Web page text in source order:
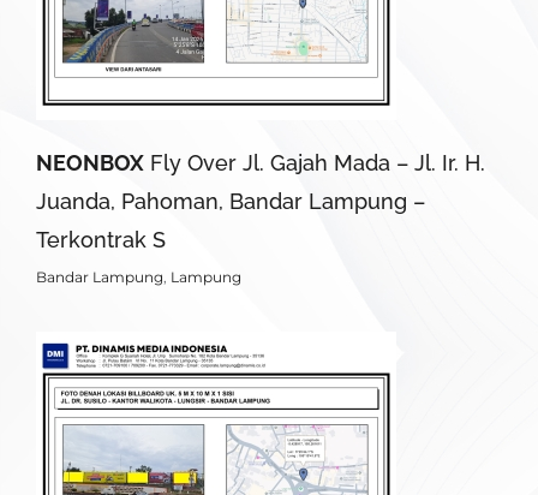
NEONBOX Fly Over Jl. Gajah Mada – Jl. Ir. H.
Juanda, Pahoman, Bandar Lampung –
Terkontrak S
Bandar Lampung Lampung